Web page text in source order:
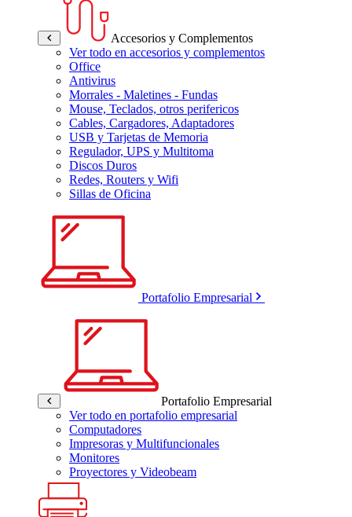
Accesorios y Complementos
Ver todo en accesorios y complementos
Office
Antivirus
Morrales - Maletines - Fundas
Mouse, Teclados, otros perifericos
Cables, Cargadores, Adaptadores
USB y Tarjetas de Memoria
Regulador, UPS y Multitoma
Discos Duros
Redes, Routers y Wifi
Sillas de Oficina
Portafolio Empresarial
Portafolio Empresarial
Ver todo en portafolio empresarial
Computadores
Impresoras y Multifuncionales
Monitores
Proyectores y Videobeam